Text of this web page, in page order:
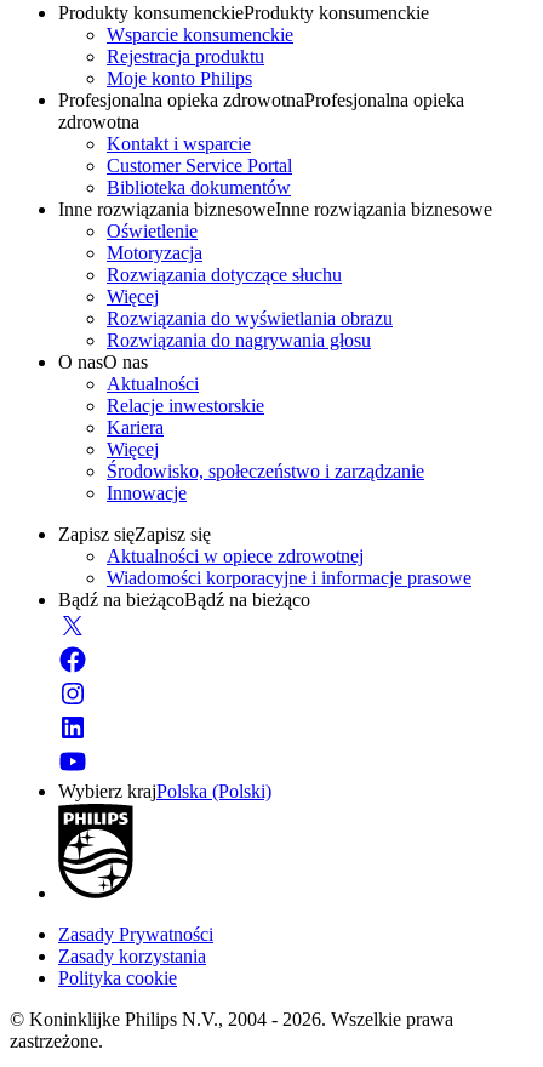
Produkty konsumenckieProdukty konsumenckie
Wsparcie konsumenckie
Rejestracja produktu
Moje konto Philips
Profesjonalna opieka zdrowotnaProfesjonalna opieka
zdrowotna
Kontakt i wsparcie
Customer Service Portal
Biblioteka dokumentów
Inne rozwiązania biznesoweInne rozwiązania biznesowe
Oświetlenie
Motoryzacja
Rozwiązania dotyczące słuchu
Więcej
Rozwiązania do wyświetlania obrazu
Rozwiązania do nagrywania głosu
O nasO nas
Aktualności
Relacje inwestorskie
Kariera
Więcej
Środowisko, społeczeństwo i zarządzanie
Innowacje
Zapisz sięZapisz się
Aktualności w opiece zdrowotnej
Wiadomości korporacyjne i informacje prasowe
Bądź na bieżącoBądź na bieżąco
Wybierz krajPolska (Polski)
Zasady Prywatności
Zasady korzystania
Polityka cookie
© Koninklijke Philips N.V., 2004 - 2026. Wszelkie prawa
zastrzeżone.